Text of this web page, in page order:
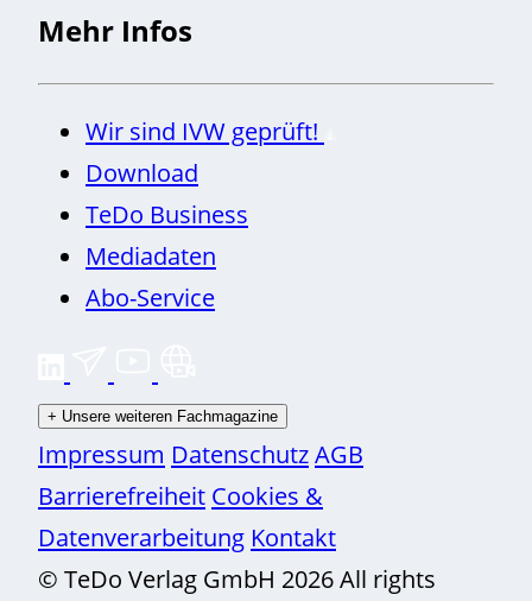
Mehr Infos
Wir sind IVW geprüft!
Download
TeDo Business
Mediadaten
Abo-Service
+ Unsere weiteren Fachmagazine
Impressum DatenschutzAGB
Barrierefreiheit Cookies &
Datenverarbeitung Kontakt
© TeDo Verlag GmbH 2026 All rights